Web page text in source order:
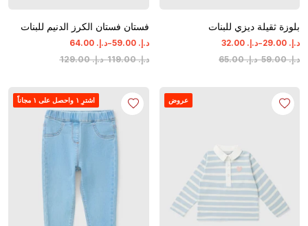
بلوزة ثقيلة ديزي للبنات
د.إ. 29.00
-د.إ. 32.00
د.إ.‏
59.00
-د.إ.‏
65.00
فستان فستان الكرز الدنيم للبنات
د.إ. ‏
59.00
-د.إ. ‏
64.00
د.إ.‏
119.00
-د.إ.‏
129.00
عروض اشترِ ١ واحصل على ١ مجاناً